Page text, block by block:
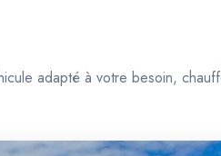
adapté à votre besoin,